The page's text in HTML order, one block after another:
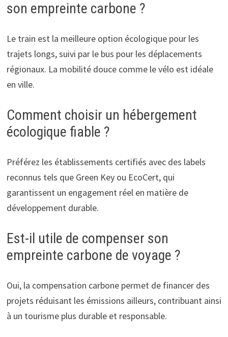
son empreinte carbone ?
Le train est la meilleure option écologique pour les
trajets longs, suivi par le bus pour les déplacements
régionaux. La mobilité douce comme le vélo est idéale
en ville.
Comment choisir un hébergement
écologique fiable ?
Préférez les établissements certifiés avec des labels
reconnus tels que Green Key ou EcoCert, qui
garantissent un engagement réel en matière de
développement durable.
Est-il utile de compenser son
empreinte carbone de voyage ?
Oui, la compensation carbone permet de financer des
projets réduisant les émissions ailleurs, contribuant ainsi
à un tourisme plus durable et responsable.